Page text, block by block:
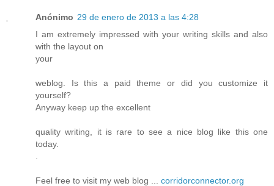
Anónimo 29 de enero de 2013 a las 4:28
I am extremely impressed with your writing skills and also
with the layout on
your
weblog. Is this a paid theme or did you customize it
yourself?
Anyway keep up the excellent
quality writing, it is rare to see a nice blog like this one
today.
Feel free to visit my web blog ... corridorconnector.org